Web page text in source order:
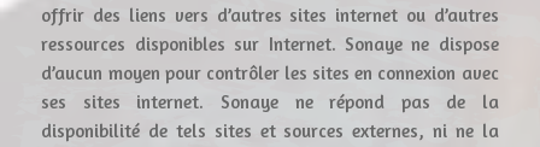
offrir des liens vers d’autres sites internet ou d’autres
ressources disponibles sur Internet. Sonaye ne dispose
d’aucun moyen pour contrôler les sites en connexion avec
ses sites internet. Sonaye ne répond pas de la
disponibilité de tels sites et sources externes, ni ne la